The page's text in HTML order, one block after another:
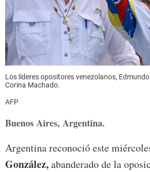
Los líderes opositores venezolanos,
Corina Machado.
AFP
Buenos Aires, Argentina.
Argentina reconoció este
González,abanderado de la